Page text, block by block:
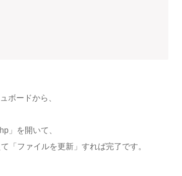
ボードから、
」を開いて、
「ファイルを更新」すれば完了です。